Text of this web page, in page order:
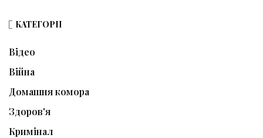
КАТЕГОРІЇ
Відео
Війна
Домашня комора
Здоров'я
Кримінал